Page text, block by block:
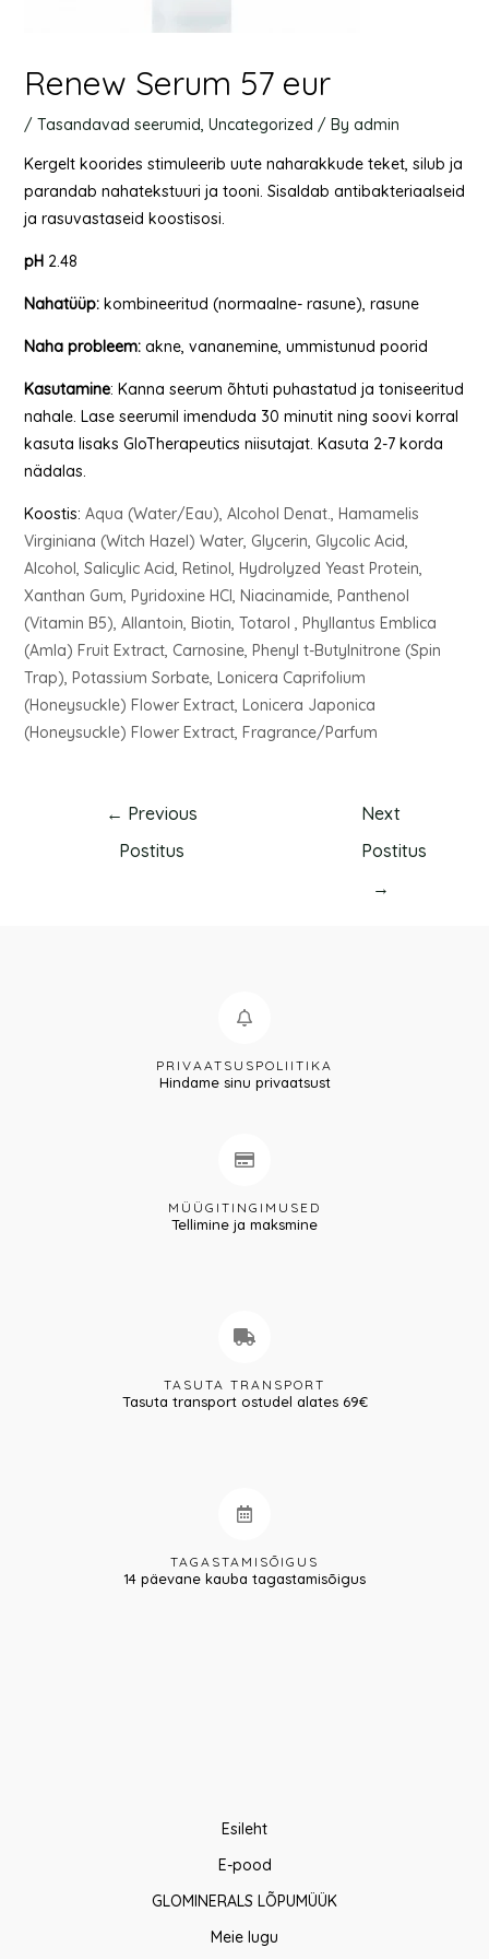
Renew Serum 57 eur
/ Tasandavad seerumid, Uncategorized / By admin
Kergelt koorides stimuleerib uute naharakkude teket, silub ja
parandab nahatekstuuri ja tooni. Sisaldab antibakteriaalseid
ja rasuvastaseid koostisosi.
pH2.48
Nahatüüp: kombineeritud (normaalne- rasune), rasune
Naha probleem: akne, vananemine, ummistunud poorid
Kasutamine: Kanna seerum õhtuti puhastatud ja toniseeritud
nahale. Lase seerumil imenduda 30 minutit ning soovi korral
kasuta lisaks GloTherapeutics niisutajat. Kasuta 2-7 korda
nädalas.
Koostis: Aqua (Water/Eau), Alcohol Denat., Hamamelis
Virginiana (Witch Hazel) Water, Glycerin, Glycolic Acid,
Alcohol, Salicylic Acid, Retinol, Hydrolyzed Yeast Protein,
Xanthan Gum, Pyridoxine HCI, Niacinamide, Panthenol
(Vitamin B5), Allantoin, Biotin, Totarol , Phyllantus Emblica
(Amla) Fruit Extract, Carnosine, Phenyl t-Butylnitrone (Spin
Trap), Potassium Sorbate, Lonicera Caprifolium
(Honeysuckle) Flower Extract, Lonicera Japonica
(Honeysuckle) Flower Extract, Fragrance/Parfum
← Previous
Postitus
Next
Postitus
→
PRIVAATSUSPOLIITIKA
Hindame sinu privaatsust
MÜÜGITINGIMUSED
Tellimine ja maksmine
TASUTA TRANSPORT
Tasuta transport ostudel alates 69€
TAGASTAMISÕIGUS
14 päevane kauba tagastamisõigus
Esileht
E-pood
GLOMINERALS LÕPUMÜÜK
Meie lugu